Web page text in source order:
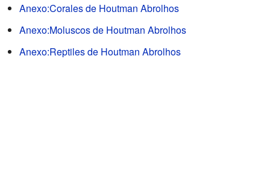
Anexo:Corales de Houtman Abrolhos
Anexo:Moluscos de Houtman Abrolhos
Anexo:Reptiles de Houtman Abrolhos